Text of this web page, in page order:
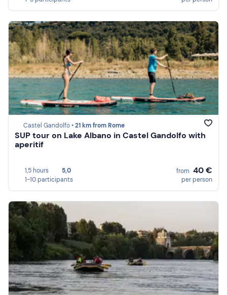
Castel Gandolfo •21 km from Rome
SUP tour on Lake Albano in Castel Gandolfo with
aperitif
1,5 hours
5,0
1-10 participants
from 40 €
per person